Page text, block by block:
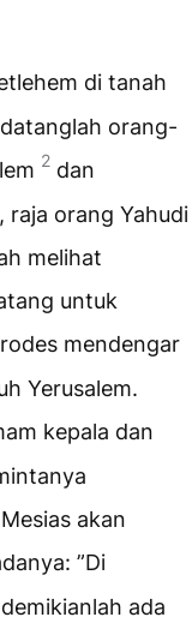
di tanah
orang-
2 dan
raja orang Yahudi
melihat
untuk
mendengar
Yerusalem.
kepala dan
akan
”Di
ada